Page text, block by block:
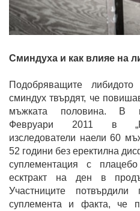
Сминдуха и как влияе на
Подобряващите
сминдух твърдят, че
мъжката половина. В
Февруари 2011 в
изследователи наели 60
52 години без еректилна
суплементация с
есктракт на ден в
Участниците
суплемента и факта, че